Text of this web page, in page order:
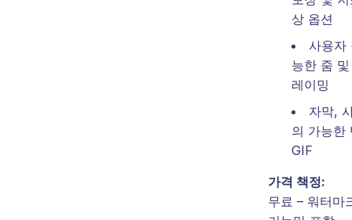
상 옵션
사용자
능한 줌
레이밍
자막,
의 가능한
GIF
가격 책정:
무료 – 워터마